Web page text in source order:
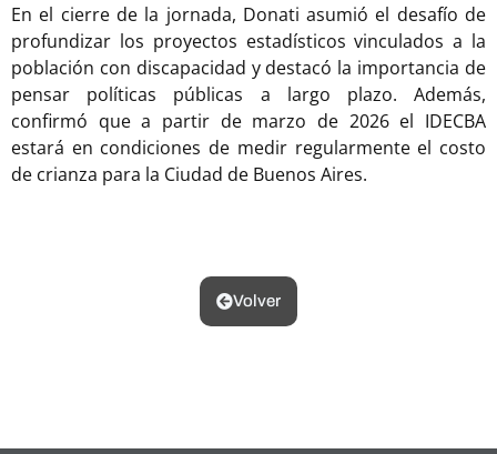
En el cierre de la jornada, Donati asumió el desafío de
profundizar los proyectos estadísticos vinculados a la
población con discapacidad y destacó la importancia de
pensar políticas públicas a largo plazo. Además,
confirmó que a partir de marzo de 2026 el IDECBA
estará en condiciones de medir regularmente el costo
de crianza para la Ciudad de Buenos Aires.
Volver